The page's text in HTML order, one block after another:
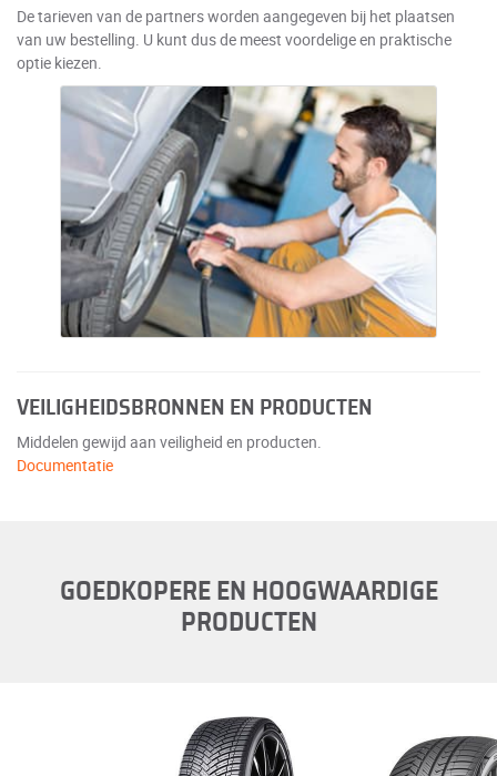
De tarieven van de partners worden aangegeven bij het plaatsen
van uw bestelling. U kunt dus de meest voordelige en praktische
optie kiezen.
VEILIGHEIDSBRONNEN EN PRODUCTEN
Middelen gewijd aan veiligheid en producten.
Documentatie
GOEDKOPERE EN HOOGWAARDIGE
PRODUCTEN